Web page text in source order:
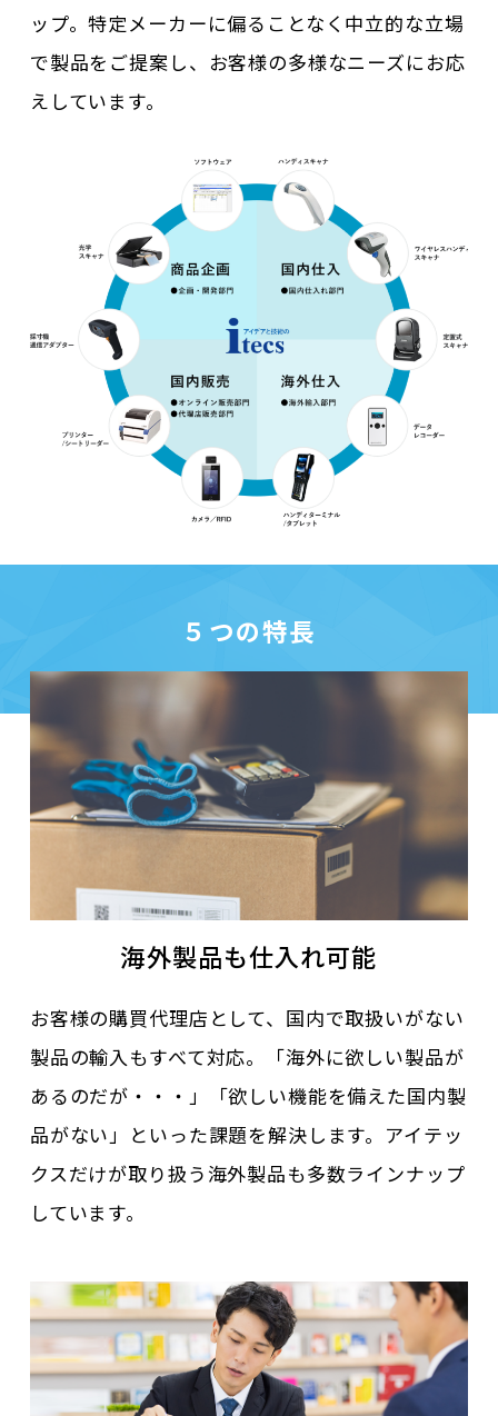
ップ。特定メーカーに偏ることなく中立的な立場
で製品をご提案し、お客様の多様なニーズにお応
えしています。
５つの特長
海外製品も仕入れ可能
お客様の購買代理店として、国内で取扱いがない
製品の輸入もすべて対応。「海外に欲しい製品が
あるのだが・・・」「欲しい機能を備えた国内製
品がない」といった課題を解決します。アイテッ
クスだけが取り扱う海外製品も多数ラインナップ
しています。